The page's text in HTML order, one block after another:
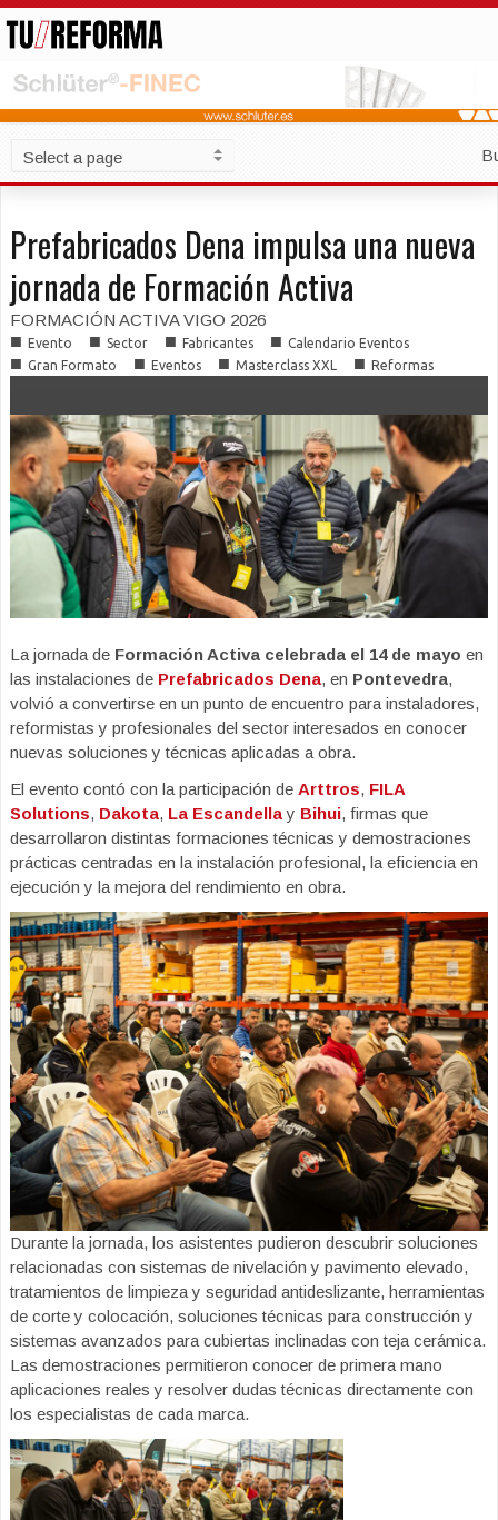
Prefabricados Dena impulsa una nueva
jornada de Formación Activa
FORMACIÓN ACTIVA VIGO 2026
■ Evento ■ Sector ■ Fabricantes ■ Calendario Eventos
■ Gran Formato ■ Eventos ■ Masterclass XXL ■ Reformas
La jornada de Formación Activa celebrada el 14 de mayo en
las instalaciones de Prefabricados Dena, en Pontevedra,
volvió a convertirse en un punto de encuentro para instaladores,
reformistas y profesionales del sector interesados en conocer
nuevas soluciones y técnicas aplicadas a obra.
El evento contó con la participación de Arttros, FILA
Solutions, Dakota, La Escandellay Bihui, firmas que
desarrollaron distintas formaciones técnicas y demostraciones
prácticas centradas en la instalación profesional, la eficiencia en
ejecución y la mejora del rendimiento en obra.
Durante la jornada, los asistentes pudieron descubrir soluciones
relacionadas con sistemas de nivelación y pavimento elevado,
tratamientos de limpieza y seguridad antideslizante, herramientas
de corte y colocación, soluciones técnicas para construcción y
sistemas avanzados para cubiertas inclinadas con teja cerámica.
Las demostraciones permitieron conocer de primera mano
aplicaciones reales y resolver dudas técnicas directamente con
los especialistas de cada marca.